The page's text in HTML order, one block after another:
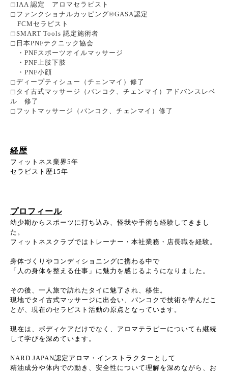
◻︎IAA 認定 アロマセラピスト
◻︎ファンクショナルカッピング®︎GASA認定
FCMセラピスト
◻︎SMART Tools 認定施術者
◻︎日本PNFテクニック協会
・PNFスポーツオイルマッサージ
・PNF上肢下肢
・PNF小顔
◻︎ディープティシュー（チェンマイ）修了
◻︎タイ古式マッサージ（バンコク、チェンマイ）アドバンスレベ
ル 修了
◻︎フットマッサージ（バンコク、チェンマイ）修了
経歴
フィットネス業界5年
セラピスト歴15年
プロフィール
幼少期からスポーツに打ち込み、怪我や手術も経験してきまし
た。
フィットネスクラブではトレーナー・本社業務・店長職を経験。
身体づくりやコンディショニングに携わる中で
「人の身体を整える仕事」に魅力を感じるようになりました。
その後、一人旅で訪れたタイに魅了され、移住。
現地でタイ古式マッサージに出会い、バンコクで技術を学んだこ
とが、現在のセラピスト活動の原点となっています。
現在は、ボディケアだけでなく、アロマテラピーについても継続
して学びを深めています。
NARD JAPAN認定アロマ・インストラクターとして
精油成分や体内での動き、安全性について理解を深めながら、お